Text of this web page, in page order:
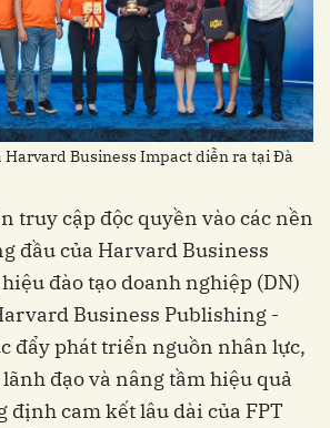
Harvard Business Impact diễn ra tại Đà
truy cập độc quyền vào các nền
đầu của Harvard Business
đào tạo doanh nghiệp (DN)
Business Publishing -
đẩy phát triển nguồn nhân lực,
đạo và nâng tầm hiệu quả
định cam kết lâu dài của FPT